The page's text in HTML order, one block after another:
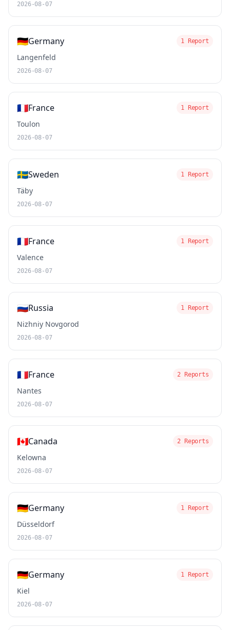
2026-08-07
🇩🇪Germany 1 Report
Langenfeld
2026-08-07
🇫🇷France 1 Report
Toulon
2026-08-07
🇸🇪Sweden 1 Report
Täby
2026-08-07
🇫🇷France 1 Report
Valence
2026-08-07
🇷🇺Russia 1 Report
Nizhniy Novgorod
2026-08-07
🇫🇷France 2 Reports
Nantes
2026-08-07
🇨🇦Canada 2 Reports
Kelowna
2026-08-07
🇩🇪Germany 1 Report
Düsseldorf
2026-08-07
🇩🇪Germany 1 Report
Kiel
2026-08-07